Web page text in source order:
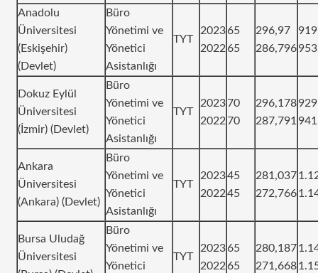
Anadolu
Üniversitesi
(Eskişehir)
(Devlet)
Büro
Yönetimi ve
Yönetici
Asistanlığı
TYT
2023
2022
65
65
296,97
286,796
Dokuz Eylül
Üniversitesi
(İzmir) (Devlet)
Büro
Yönetimi ve
Yönetici
Asistanlığı
TYT
2023
2022
70
70
296,178
287,791
Ankara
Üniversitesi
(Ankara) (Devlet)
Büro
Yönetimi ve
Yönetici
Asistanlığı
TYT
2023
2022
45
45
281,037
272,766
Bursa Uludağ
Üniversitesi
Büro
Yönetimi ve
Yönetici
TYT
2023
2022
65
65
280,187
271,668